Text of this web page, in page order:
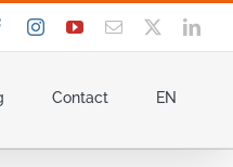
FacebookInstagramYouTube
Email
Contact EN